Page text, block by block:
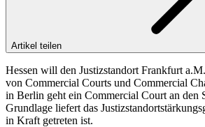
Artikel teilen
Hessen will den Justizstandort Frankfurt
von Commercial Courts und Commercial
in Berlin geht ein Commercial Court an den
Grundlage liefert das
in Kraft getreten ist.